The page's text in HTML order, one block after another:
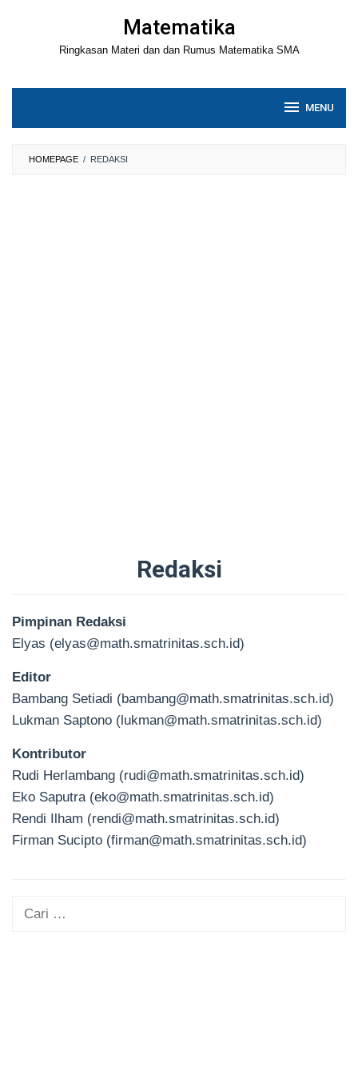
Matematika
Ringkasan Materi dan dan Rumus Matematika SMA
MENU
HOMEPAGE / REDAKSI
Redaksi
pada
25/09/2018
Pimpinan Redaksi
Elyas (elyas@math.smatrinitas.sch.id)
Editor
Bambang Setiadi (bambang@math.smatrinitas.sch.id)
Lukman Saptono (lukman@math.smatrinitas.sch.id)
Kontributor
Rudi Herlambang (rudi@math.smatrinitas.sch.id)
Eko Saputra (eko@math.smatrinitas.sch.id)
Rendi Ilham (rendi@math.smatrinitas.sch.id)
Firman Sucipto (firman@math.smatrinitas.sch.id)
Cari